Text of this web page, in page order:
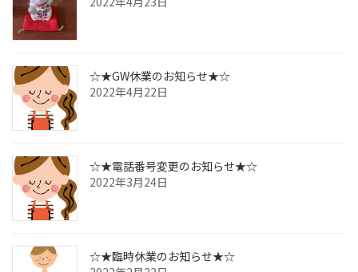
☆★GW休業のお知らせ★☆
2022年4月22日
☆★電話番号変更のお知らせ★☆
2022年3月24日
☆★臨時休業のお知らせ★☆